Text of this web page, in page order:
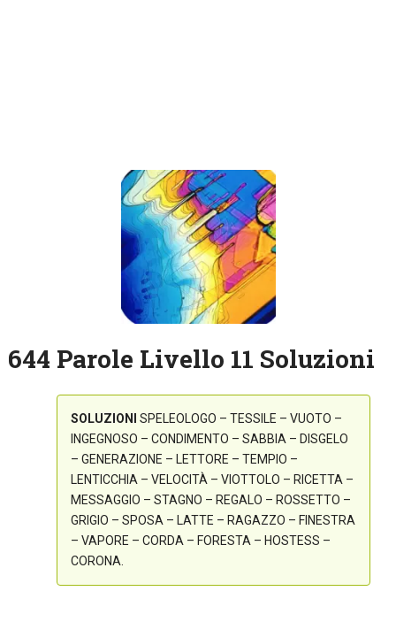
644 Parole Livello 11 Soluzioni
SOLUZIONI
SPELEOLOGO – TESSILE – VUOTO –
INGEGNOSO – CONDIMENTO – SABBIA – DISGELO
– GENERAZIONE – LETTORE – TEMPIO –
LENTICCHIA – VELOCITÀ – VIOTTOLO – RICETTA –
MESSAGGIO – STAGNO – REGALO – ROSSETTO –
GRIGIO – SPOSA – LATTE – RAGAZZO – FINESTRA
– VAPORE – CORDA – FORESTA – HOSTESS –
CORONA.